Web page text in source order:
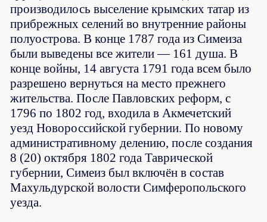
производилось выселение крымских татар из
прибрежных селений во внутренние районы
полуострова. В конце 1787 года из Симеиза
были выведены все жители — 161 душа. В
конце войны, 14 августа 1791 года всем было
разрешено вернуться на место прежнего
жительства. После Павловских реформ, с
1796 по 1802 год, входила в Акмечетский
уезд Новороссийской губернии. По новому
административному делению, после создания
8 (20) октября 1802 года Таврической
губернии, Симеиз был включён в состав
Махульдурской волости Симферопольского
уезда.